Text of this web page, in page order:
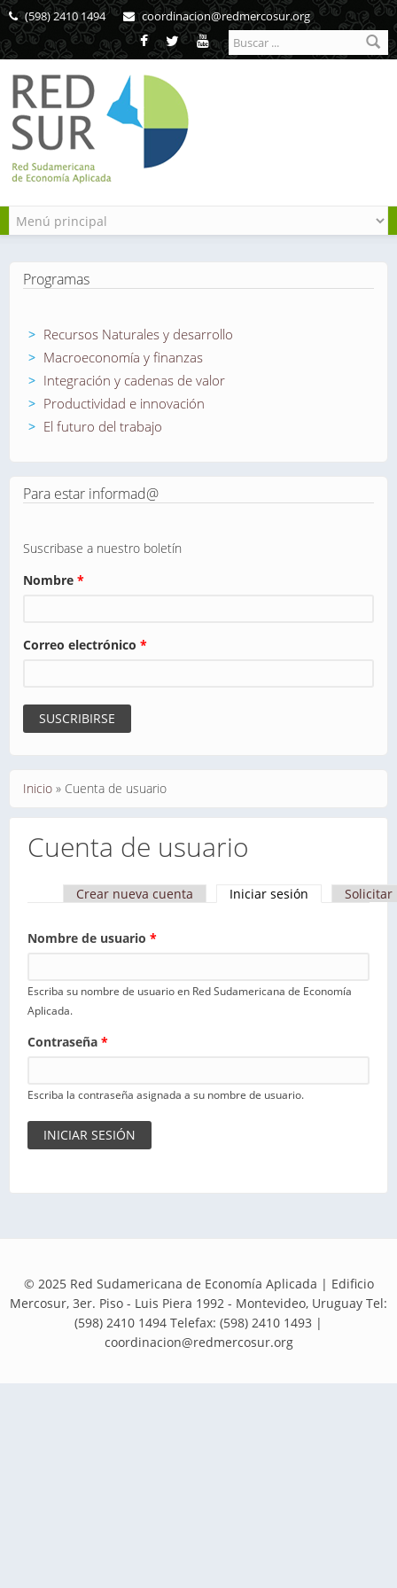
Pasar al contenido principal
(598) 2410 1494 coordinacion@redmercosur.org
Formulario de
búsqueda
Programas
Recursos Naturales y desarrollo
Macroeconomía y finanzas
Integración y cadenas de valor
Productividad e innovación
El futuro del trabajo
Para estar informad@
Suscribase a nuestro boletín
Nombre *
Correo electrónico *
Se encuentra usted aquí
Inicio » Cuenta de usuario
Cuenta de usuario
Solapas principales
Crear nueva cuenta Iniciar sesión (solapa activa)
Solicitar
Nombre de usuario *
Escriba su nombre de usuario en Red Sudamericana de Economía
Aplicada.
Contraseña *
Escriba la contraseña asignada a su nombre de usuario.
© 2025 Red Sudamericana de Economía Aplicada | Edificio
Mercosur, 3er. Piso - Luis Piera 1992 - Montevideo, Uruguay Tel:
(598) 2410 1494 Telefax: (598) 2410 1493 |
coordinacion@redmercosur.org